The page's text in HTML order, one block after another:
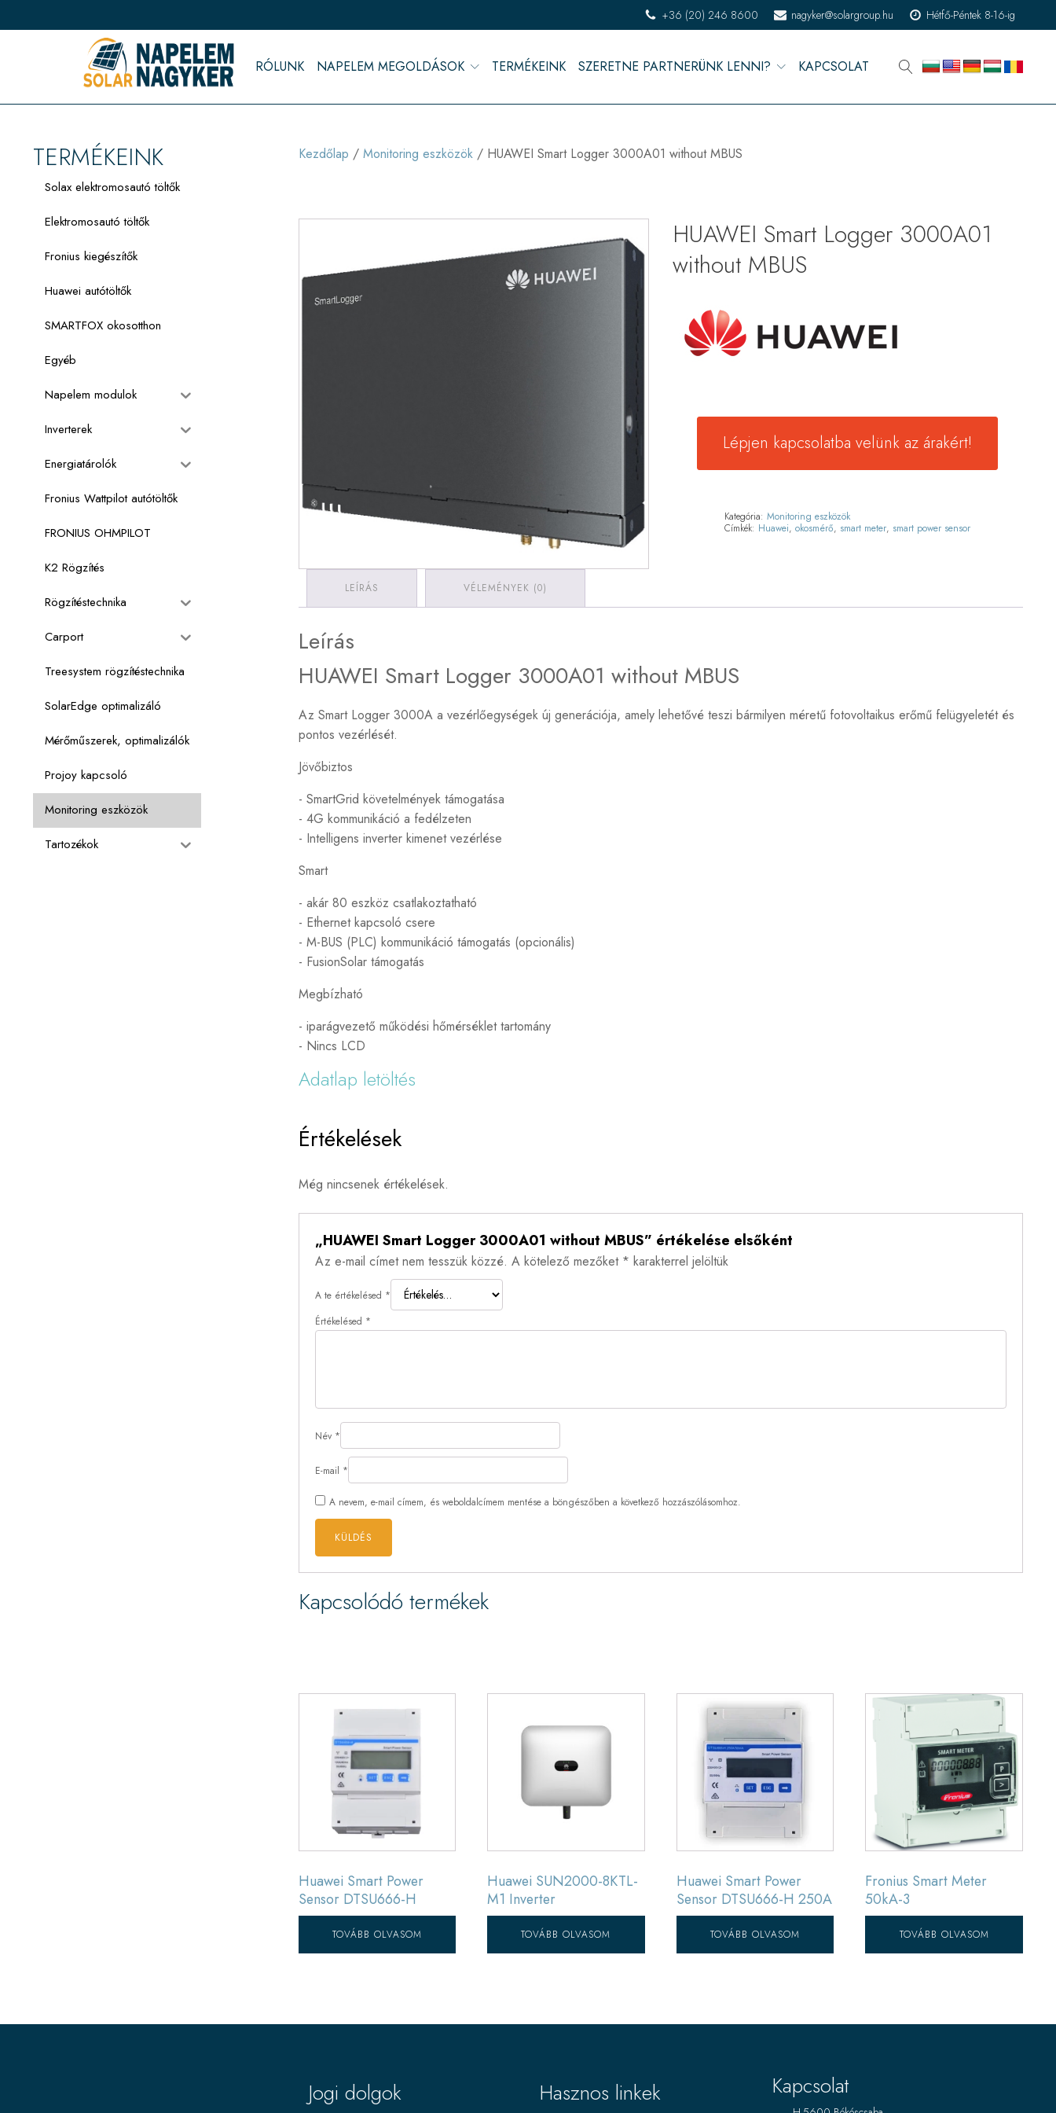
+36 (20) 246 8600 nagyker@solargroup.hu Hétfő-Péntek 8-16-ig
RÓLUNK NAPELEM MEGOLDÁSOK TERMÉKEINK SZERETNE PARTNERÜNK LENNI? KAPCSOLAT
TERMÉKEINK
Solax elektromosautó töltők
Elektromosautó töltők
Fronius kiegészítők
Huawei autótöltők
SMARTFOX okosotthon
Egyéb
Napelem modulok
Inverterek
Energiatárolók
Fronius Wattpilot autótöltők
FRONIUS OHMPILOT
K2 Rögzítés
Rögzítéstechnika
Carport
Treesystem rögzítéstechnika
SolarEdge optimalizáló
Mérőműszerek, optimalizálók
Projoy kapcsoló
Monitoring eszközök
Tartozékok
Kezdőlap / Monitoring eszközök/ HUAWEI Smart Logger 3000A01 without MBUS
HUAWEI Smart Logger 3000A01
without MBUS
Lépjen kapcsolatba velünk az árakért!
Kategória:Monitoring eszközök
Címkék: Huawei,okosmérő, smart meter, smart power sensor
LEÍRÁS VÉLEMÉNYEK (0)
Leírás
HUAWEI Smart Logger 3000A01 without MBUS
Az Smart Logger 3000A a vezérlőegységek új generációja, amely lehetővé teszi bármilyen méretű fotovoltaikus erőmű felügyeletét és
pontos vezérlését.
Jövőbiztos
- SmartGrid követelmények támogatása
- 4G kommunikáció a fedélzeten
- Intelligens inverter kimenet vezérlése
Smart
- akár 80 eszköz csatlakoztatható
- Ethernet kapcsoló csere
- M-BUS (PLC) kommunikáció támogatás (opcionális)
- FusionSolar támogatás
Megbízható
- iparágvezető működési hőmérséklet tartomány
- Nincs LCD
Adatlap letöltés
Értékelések
Még nincsenek értékelések.
„HUAWEI Smart Logger 3000A01 without MBUS” értékelése elsőként
Az e-mail címet nem tesszük közzé. A kötelező mezőket * karakterrel jelöltük
A te értékelésed *
Értékelésed *
Név *
E-mail *
A nevem, e-mail címem, és weboldalcímem mentése a böngészőben a következő hozzászólásomhoz.
Kapcsolódó termékek
Huawei Smart Power
Sensor DTSU666-H
TOVÁBB OLVASOM
Huawei SUN2000-8KTL-
M1 Inverter
TOVÁBB OLVASOM
Huawei Smart Power
Sensor DTSU666-H 250A
TOVÁBB OLVASOM
Fronius Smart Meter
50kA-3
TOVÁBB OLVASOM
Jogi dolgok Hasznos linkek Kapcsolat